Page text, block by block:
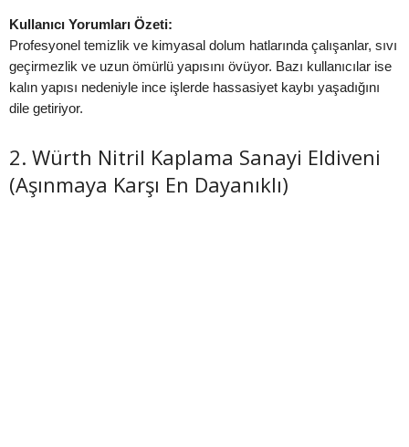
Kullanıcı Yorumları Özeti:
Profesyonel temizlik ve kimyasal dolum hatlarında çalışanlar, sıvı
geçirmezlik ve uzun ömürlü yapısını övüyor. Bazı kullanıcılar ise
kalın yapısı nedeniyle ince işlerde hassasiyet kaybı yaşadığını
dile getiriyor.
2. Würth Nitril Kaplama Sanayi Eldiveni
(Aşınmaya Karşı En Dayanıklı)